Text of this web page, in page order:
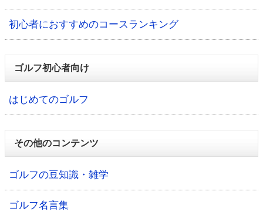
初心者におすすめのコースランキング
ゴルフ初心者向け
はじめてのゴルフ
その他のコンテンツ
ゴルフの豆知識・雑学
ゴルフ名言集